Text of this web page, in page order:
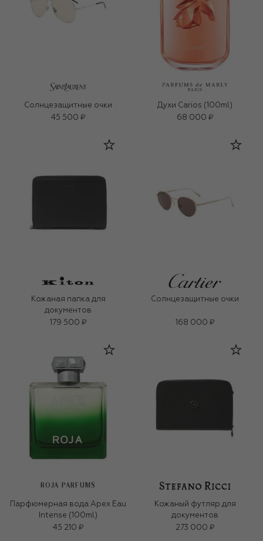
Солнцезащитные очки
45 500 ₽
Духи Carios (100ml)
68 000 ₽
Кожаная папка для
документов
179 500 ₽
Солнцезащитные очки
168 000 ₽
ROJA PARFUMS
Парфюмерная вода Apex Eau
Intense (100ml)
45 210 ₽
Кожаный футляр для
документов
273 000 ₽